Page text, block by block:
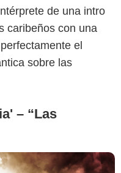
de una intro
caribeños con una
el
sobre las
– “Las